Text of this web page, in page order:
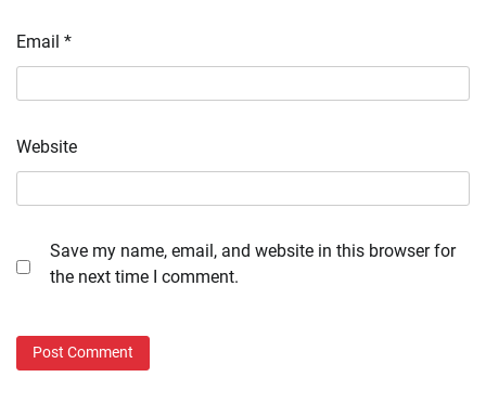
Email *
Website
Save my name, email, and website in this browser for
the next time I comment.